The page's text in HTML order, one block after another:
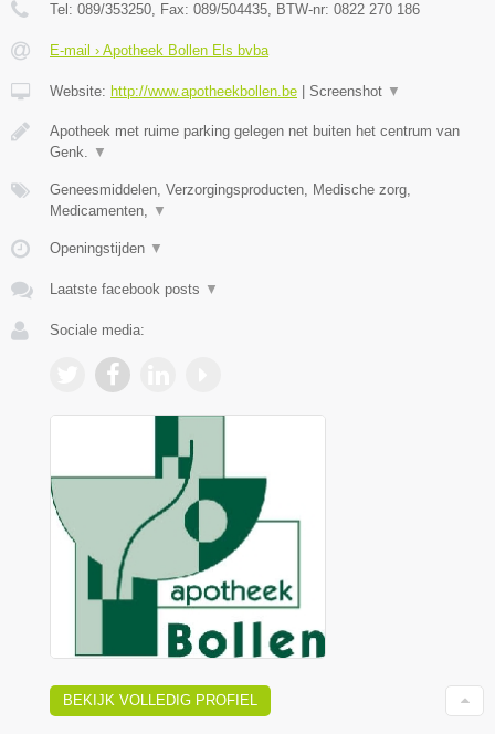
Tel: 089/353250, Fax: 089/504435, BTW-nr: 0822 270 186
E-mail › Apotheek Bollen Els bvba
Website: http://www.apotheekbollen.be Screenshot ▼
Apotheek met ruime parking gelegen net buiten het centrum van
Genk. ▼
Geneesmiddelen, Verzorgingsproducten, Medische zorg,
Medicamenten, ▼
Openingstijden ▼
Laatste facebook posts ▼
Sociale media:
BEKIJK VOLLEDIG PROFIEL